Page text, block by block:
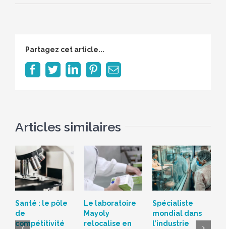
Partagez cet article...
Facebook
TwitterLinkedInPinterest
Email
Articles similaires
Santé : le pôle
de
compétitivité
Le laboratoire
Mayoly
relocalise en
Spécialiste
mondial dans
l’industrie